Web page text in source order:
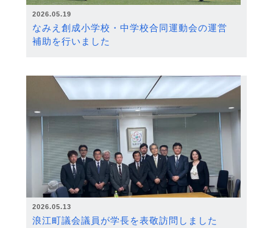
2026.05.19
なみえ創成小学校・中学校合同運動会の運営
補助を行いました
2026.05.13
浪江町議会議員が学長を表敬訪問しました